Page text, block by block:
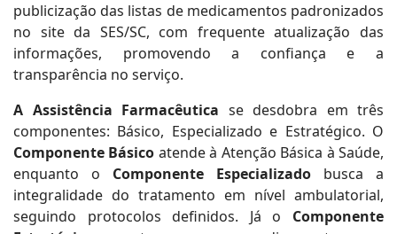
publicização das listas de medicamentos padronizados
no site da SES/SC, com frequente atualização das
informações, promovendo a confiança e a
transparência no serviço.
A Assistência Farmacêutica se desdobra em três
componentes: Básico, Especializado e Estratégico. O
Componente Básico atende à Atenção Básica à Saúde,
enquanto o Componente Especializado busca a
integralidade do tratamento em nível ambulatorial,
seguindo protocolos definidos. Já o Componente